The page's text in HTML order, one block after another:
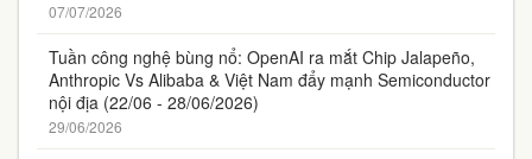
07/07/2026
Tuần công nghệ bùng nổ: OpenAI ra mắt Chip Jalapeño,
Anthropic Vs Alibaba & Việt Nam đẩy mạnh Semiconductor
nội địa (22/06 - 28/06/2026)
29/06/2026